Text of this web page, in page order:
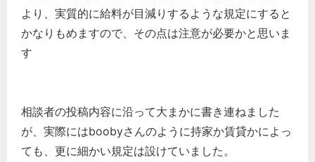
より、実質的に給料が目減りするような規定にすると
かなりもめますので、その点は注意が必要かと思いま
す
相談者の投稿内容に沿って大まかに書き連ねました
が、実際にはboobyさんのように持家か賃貸かによっ
ても、更に細かい規定は設けていました。